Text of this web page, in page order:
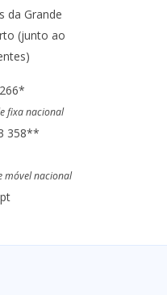
da Grande
(junto ao
fixa nacional
358**
móvel nacional